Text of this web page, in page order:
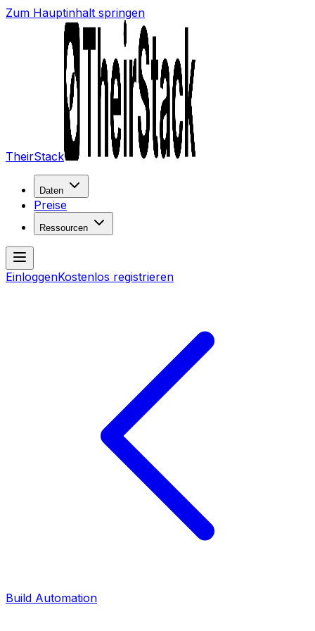
Zum Hauptinhalt springen
TheirStack
Daten
Preise
Ressourcen
EinloggenKostenlos registrieren
Build Automation